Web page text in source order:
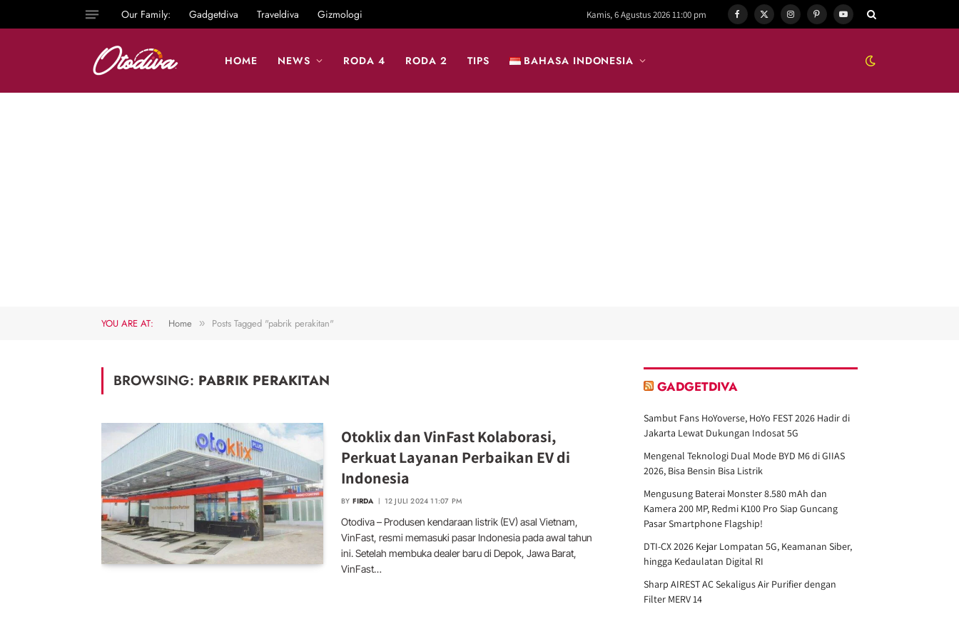
Our Family: Gadgetdiva Traveldiva Gizmologi Kamis, 6 Agustus 2026 11:00 pm Facebook
X
InstagramPinterestYouTube
HOME NEWS RODA 4 RODA 2 TIPS BAHASA INDONESIA
YOU ARE AT: Home » Posts Tagged "pabrik perakitan"
BROWSING: PABRIK PERAKITAN
Otoklix dan VinFast Kolaborasi,
Perkuat Layanan Perbaikan EV di
Indonesia
BY FIRDA 12 JULI 2024 11:07 PM
Otodiva – Produsen kendaraan listrik (EV) asal Vietnam,
VinFast, resmi memasuki pasar Indonesia pada awal tahun
ini. Setelah membuka dealer baru di Depok, Jawa Barat,
VinFast…
GADGETDIVA
Sambut Fans HoYoverse, HoYo FEST 2026 Hadir di
Jakarta Lewat Dukungan Indosat 5G
Mengenal Teknologi Dual Mode BYD M6 di GIIAS
2026, Bisa Bensin Bisa Listrik
Mengusung Baterai Monster 8.580 mAh dan
Kamera 200 MP, Redmi K100 Pro Siap Guncang
Pasar Smartphone Flagship!
DTI-CX 2026 Kejar Lompatan 5G, Keamanan Siber,
hingga Kedaulatan Digital RI
Sharp AIREST AC Sekaligus Air Purifier dengan
Filter MERV 14